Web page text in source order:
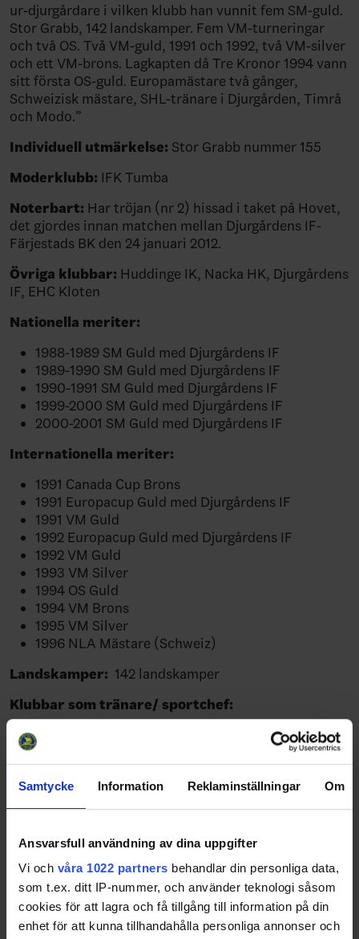
Samtycke Information Reklaminställningar Om
Ansvarsfull användning av dina uppgifter
Vi och våra 1022 partners behandlar din personliga data,
som t.ex. ditt IP-nummer, och använder teknologi såsom
cookies för att lagra och få tillgång till information på din
enhet för att kunna tillhandahålla personliga annonser och
ur-djurgårdare i vilken klubb han vunnit fem SM-guld.
Stor Grabb, 142 landskamper. Fem VM-turneringar
och två OS. Två VM-guld, 1991 och 1992, två VM-silver
och ett VM-brons. Lagkapten då Tre Kronor 1994 vann
sitt första OS-guld. Europamästare två gånger,
Schweizisk mästare, SHL-tränare i Djurgården, Timrå
och Modo.”
Individuell utmärkelse: Stor Grabb nummer 155
Moderklubb: IFK Tumba
Noterbart: Har tröjan (nr 2) hissad i taket på Hovet,
det gjordes innan matchen mellan Djurgårdens IF-
Färjestads BK den 24 januari 2012.
Övriga klubbar: Huddinge IK, Nacka HK, Djurgårdens
IF, EHC Kloten
Nationella meriter:
1988-1989 SM Guld med Djurgårdens IF
1989-1990 SM Guld med Djurgårdens IF
1990-1991 SM Guld med Djurgårdens IF
1999-2000 SM Guld med Djurgårdens IF
2000-2001 SM Guld med Djurgårdens IF
Internationella meriter:
1991 Canada Cup Brons
1991 Europacup Guld med Djurgårdens IF
1991 VM Guld
1992 Europacup Guld med Djurgårdens IF
1992 VM Guld
1993 VM Silver
1994 OS Guld
1994 VM Brons
1995 VM Silver
1996 NLA Mästare (Schweiz)
Landskamper: 142 landskamper
Klubbar som tränare/ sportchef:
2004-2005 Väsby IK Headcoach/ Div
1
2005-2006 Djurgårdens IF Ass Coach/
SHL
2006/2007 Djurgårdens IF Ass Coach/
2007/2008 Timrå IK Headcoach/
2008/2009 Timrå IK Headcoach/
SHL
2009/2010 Timrå IK Headcoach/
SHL